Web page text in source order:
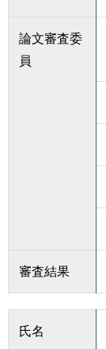
論文審査委
員
審査結果
氏名